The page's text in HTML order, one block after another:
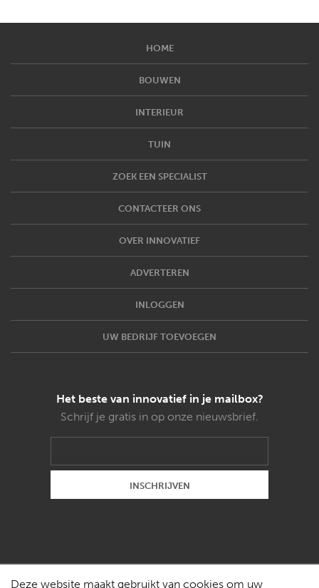
HOME
BOUWEN
INTERIEUR
TUIN
ZOEK EEN SPECIALIST
CONTACTEER ONS
OVER INNOVATIEF
ADVERTEREN
INLOGGEN
UW BEDRIJF TOEVOEGEN
Het beste van innovatief in je mailbox?
Schrijf je gratis in op onze nieuwsbrief.
Deze website maakt gebruikt van cookies om uw